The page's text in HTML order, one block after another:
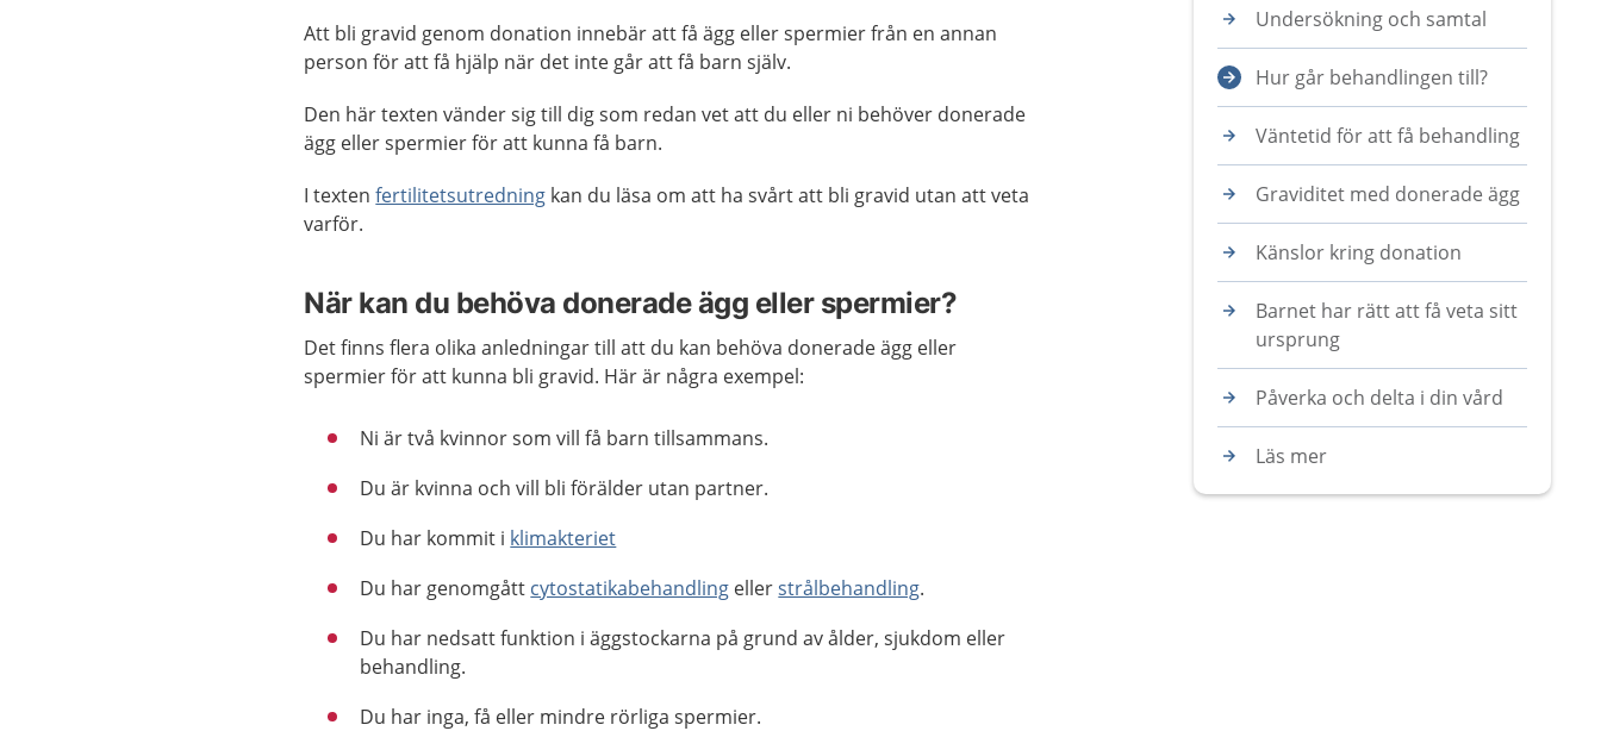
Att bli gravid genom donation innebär att få ägg eller spermier från en annan
person för att få hjälp när det inte går att få barn själv.
Den här texten vänder sig till dig som redan vet att du eller ni behöver donerade
ägg eller spermier för att kunna få barn.
I textenfertilitetsutredning kan du läsa om att ha svårt att bli gravid utan att veta
varför.
När kan du behöva donerade ägg eller spermier?
Det finns flera olika anledningar till att du kan behöva donerade ägg eller
spermier för att kunna bli gravid. Här är några exempel:
Ni är två kvinnor som vill få barn tillsammans.
Du är kvinna och vill bli förälder utan partner.
Du har kommit i klimakteriet
Du har genomgått cytostatikabehandling ellerstrålbehandling.
Du har nedsatt funktion i äggstockarna på grund av ålder, sjukdom eller
behandling.
Du har inga, få eller mindre rörliga spermier.
Undersökning och samtal
Hur går behandlingen till?
Väntetid för att få behandling
Graviditet med donerade ägg
Känslor kring donation
Barnet har rätt att få veta sitt
ursprung
Påverka och delta i din vård
Läs mer